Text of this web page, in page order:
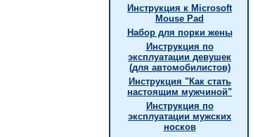
Инструкция к Microsoft
Mouse Pad
Hабор для порки жены
Инструкция по
эксплуатации девушек
(для автомобилистов)
Инстpукция "Как стать
настоящим мужчиной"
Инструкция по
эксплуатации мужских
носков